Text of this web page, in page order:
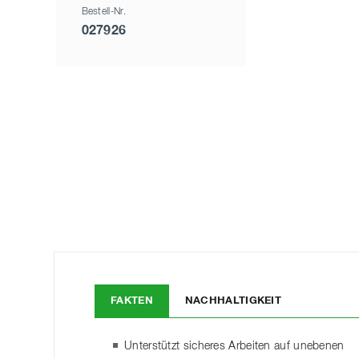
Bestell-Nr.
027926
FAKTEN NACHHALTIGKEIT
Unterstützt sicheres Arbeiten auf unebenen